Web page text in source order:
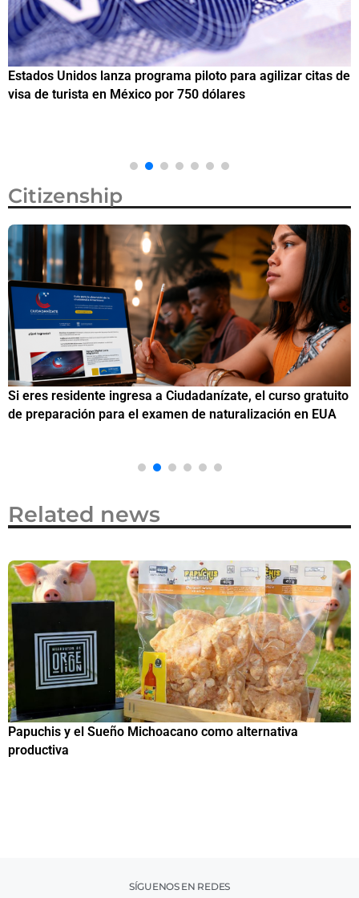
Estados Unidos lanza programa piloto para agilizar citas de
visa de turista en México por 750 dólares
Citizenship
Si eres residente ingresa a Ciudadanízate, el curso gratuito
de preparación para el examen de naturalización en EUA
Related news
Papuchis y el Sueño Michoacano como alternativa
productiva
SÍGUENOS EN REDES